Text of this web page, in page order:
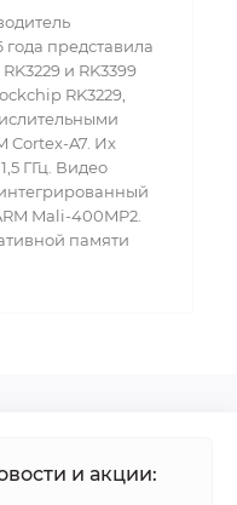
года представила
и RK3399
RK3229,
Cortex-A7. Их
ГГц. Видео
Mali-400MP2.
памяти
и акции: